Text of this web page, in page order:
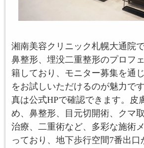
湘南美容クリニック札幌大通院
鼻整形、埋没二重整形のプロフ
籍しており、モニター募集を通
をお試しいただけるのが魅力で
真は公式HPで確認できます。皮
め、鼻整形、目元切開術、クマ
治療、二重術など、多彩な施術
っており、地下歩行空間7番出口